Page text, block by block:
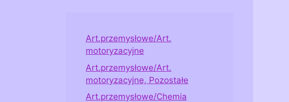
Art.przemysłowe/Art.
motoryzacyjne
Art.przemysłowe/Art.
motoryzacyjne, Pozostałe
Art.przemysłowe/Chemia